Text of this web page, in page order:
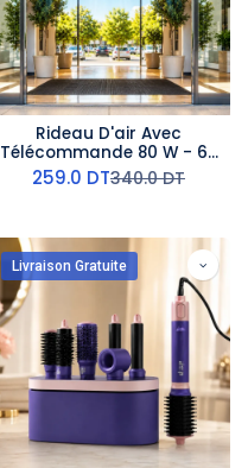
Rideau D'air Avec
Télécommande 80 W - 60
cm- AirMate
259.0 DT340.0DT
Livraison Gratuite